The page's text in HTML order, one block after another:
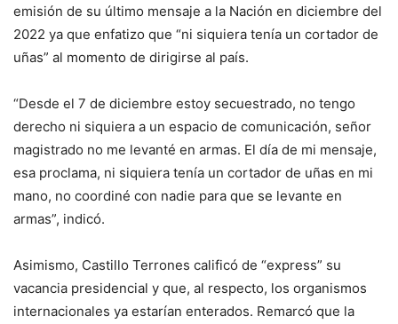
emisión de su último mensaje a la Nación en diciembre del
2022 ya que enfatizo que “ni siquiera tenía un cortador de
uñas” al momento de dirigirse al país.
“Desde el 7 de diciembre estoy secuestrado, no tengo
derecho ni siquiera a un espacio de comunicación, señor
magistrado no me levanté en armas. El día de mi mensaje,
esa proclama, ni siquiera tenía un cortador de uñas en mi
mano, no coordiné con nadie para que se levante en
armas”, indicó.
Asimismo, Castillo Terrones calificó de “express” su
vacancia presidencial y que, al respecto, los organismos
internacionales ya estarían enterados. Remarcó que la